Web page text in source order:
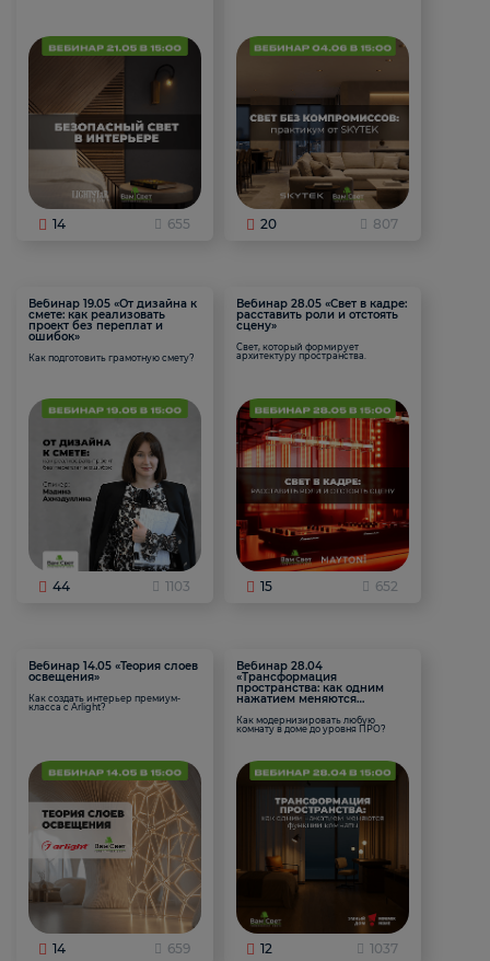
14 655 20 807
Вебинар 19.05 «От дизайна к
смете: как реализовать
проект без переплат и
ошибок»
Как подготовить грамотную смету?
44 1103
Вебинар 28.05 «Свет в кадре:
расставить роли и отстоять
сцену»
Свет, который формирует
архитектуру пространства.
15 652
Вебинар 14.05 «Теория слоев
освещения»
Как создать интерьер премиум-
класса с Arlight?
14 659
Вебинар 28.04
«Трансформация
пространства: как одним
нажатием меняются
Как модернизировать любую
комнату в доме до уровня ПРО?
12 1037